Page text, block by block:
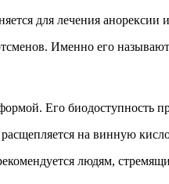
для лечения
Именно его
Его биодоступность
на винную
людям,